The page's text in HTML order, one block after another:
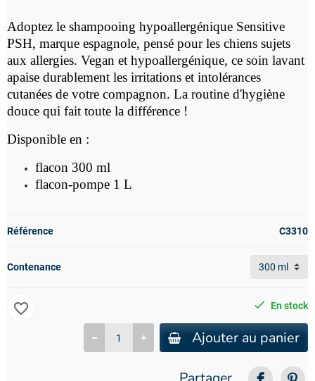
Adoptez le shampooing hypoallergénique Sensitive
PSH, marque espagnole, pensé pour les chiens sujets
aux allergies. Vegan et hypoallergénique, ce soin lavant
apaise durablement les irritations et intolérances
cutanées de votre compagnon. La routine d'hygiène
douce qui fait toute la différence !
Disponible en :
flacon 300 ml
flacon-pompe 1 L
Référence C3310
Contenance
En stock
Ajouter au panier
favorite_border